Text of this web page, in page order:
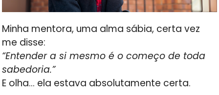
Minha mentora, uma alma sábia, certa vez
me disse:
“Entender a si mesmo é o começo de toda
sabedoria.”
E olha… ela estava absolutamente certa.